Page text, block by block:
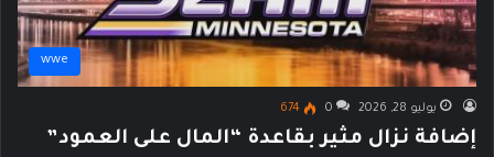
wwe
يوليو 28, 2026 0
674
إضافة نزال مثير بقاعدة “المال على العمود”